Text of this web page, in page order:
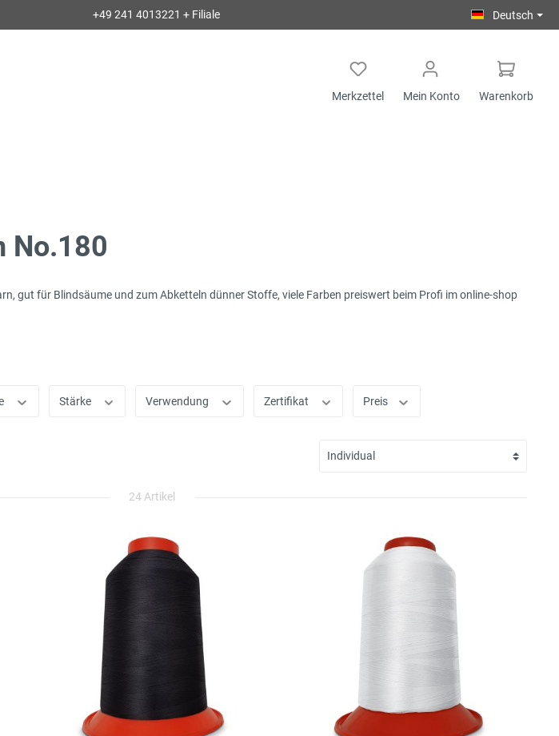
+49 241 4013221 + Filiale Deutsch
Merkzettel Mein Konto Warenkorb
No.180
gut für Blindsäume und zum Abketteln dünner Stoffe, viele Farben preiswert beim Profi im online-shop
Stärke Verwendung Zertifikat Preis
24 Artikel